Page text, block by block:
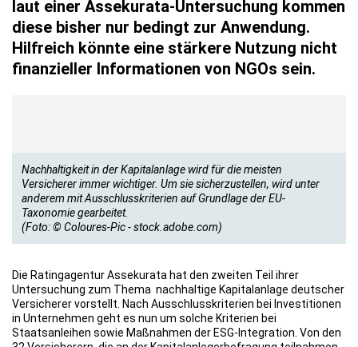
laut einer Assekurata-Untersuchung kommen
diese bisher nur bedingt zur Anwendung.
Hilfreich könnte eine stärkere Nutzung nicht
finanzieller Informationen von NGOs sein.
Nachhaltigkeit in der Kapitalanlage wird für die meisten
Versicherer immer wichtiger. Um sie sicherzustellen, wird unter
anderem mit Ausschlusskriterien auf Grundlage der EU-
Taxonomie gearbeitet.
(Foto: © Coloures-Pic - stock.adobe.com)
Die Ratingagentur Assekurata hat den zweiten Teil ihrer
Untersuchung zum Thema nachhaltige Kapitalanlage deutscher
Versicherer vorstellt. Nach Ausschlusskriterien bei Investitionen
in Unternehmen geht es nun um solche Kriterien bei
Staatsanleihen sowie Maßnahmen der ESG-Integration. Von den